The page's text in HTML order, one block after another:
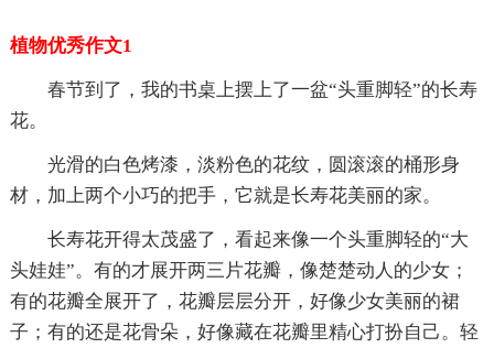
植物优秀作文1
春节到了，我的书桌上摆上了一盆“头重脚轻”的长寿
花。
光滑的白色烤漆，淡粉色的花纹，圆滚滚的桶形身
材，加上两个小巧的把手，它就是长寿花美丽的家。
长寿花开得太茂盛了，看起来像一个头重脚轻的“大
头娃娃”。有的才展开两三片花瓣，像楚楚动人的少女；
有的花瓣全展开了，花瓣层层分开，好像少女美丽的裙
子；有的还是花骨朵，好像藏在花瓣里精心打扮自己。轻